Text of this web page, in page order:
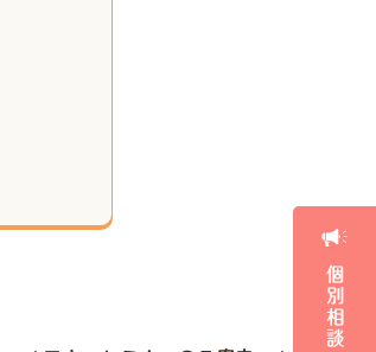
個別相談